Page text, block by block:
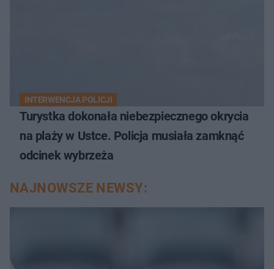
INTERWENCJA POLICJI
Turystka dokonała niebezpiecznego okrycia
na plaży w Ustce. Policja musiała zamknąć
odcinek wybrzeża
NAJNOWSZE NEWSY: